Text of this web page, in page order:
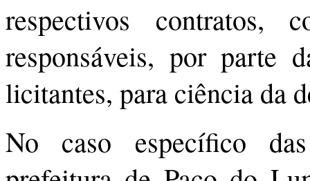
respectivos contratos,
responsáveis, por parte
licitantes, para ciência da
No caso específico